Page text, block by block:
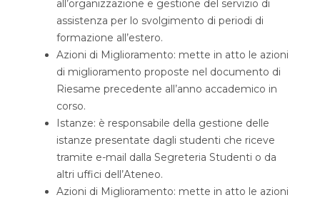
all’organizzazione e gestione del servizio di
assistenza per lo svolgimento di periodi di
formazione all’estero.
Azioni di Miglioramento: mette in atto le azioni
di miglioramento proposte nel documento di
Riesame precedente all’anno accademico in
corso.
Istanze: è responsabile della gestione delle
istanze presentate dagli studenti che riceve
tramite e-mail dalla Segreteria Studenti o da
altri uffici dell’Ateneo.
Azioni di Miglioramento: mette in atto le azioni